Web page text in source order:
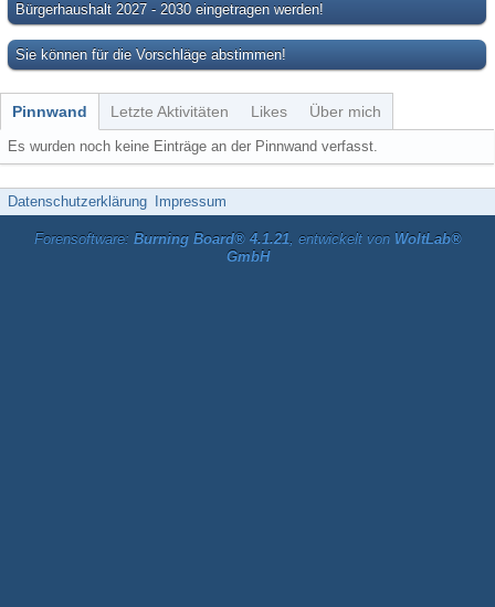
Bürgerhaushalt 2027 - 2030 eingetragen werden!
Sie können für die Vorschläge abstimmen!
Pinnwand Letzte Aktivitäten Likes Über mich
Es wurden noch keine Einträge an der Pinnwand verfasst.
Datenschutzerklärung Impressum
Forensoftware: Burning Board® 4.1.21, entwickelt von WoltLab®
GmbH